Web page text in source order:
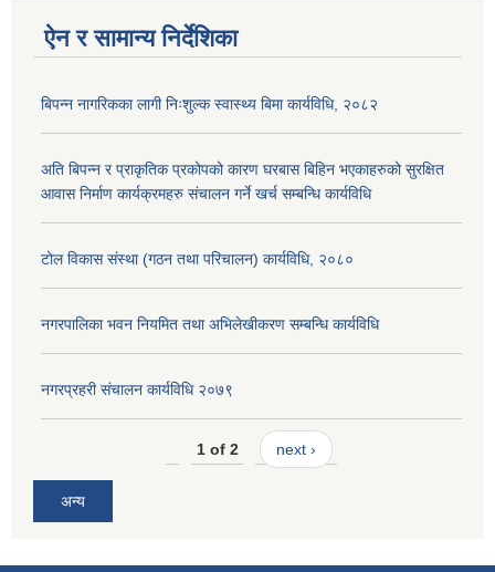
ऐन र सामान्य निर्देशिका
बिपन्न नागरिकका लागी निःशुल्क स्वास्थ्य बिमा कार्यविधि, २०८२
अति बिपन्न र प्राकृतिक प्रकोपको कारण घरबास बिहिन भएकाहरुको सुरक्षित
आवास निर्माण कार्यक्रमहरु संचालन गर्ने खर्च सम्बन्धि कार्यविधि
टोल विकास संस्था (गठन तथा परिचालन) कार्यविधि, २०८०
नगरपालिका भवन नियमित तथा अभिलेखीकरण सम्बन्धि कार्यविधि
नगरप्रहरी संचालन कार्यविधि २०७९
1 of 2 next ›
अन्य